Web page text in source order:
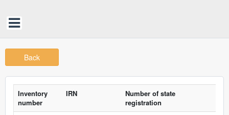
Back
Inventory
number
IRN
Number of state
registration